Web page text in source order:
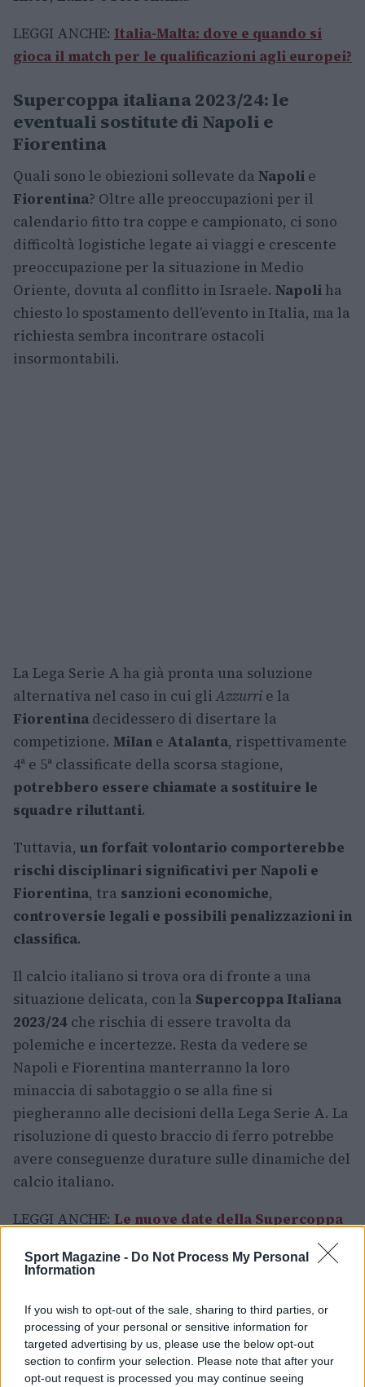
Sport Magazine - Do Not Process My Personal
Information
If you wish to opt-out of the sale, sharing to third parties, or
processing of your personal or sensitive information for
targeted advertising by us, please use the below opt-out
section to confirm your selection. Please note that after your
opt-out request is processed you may continue seeing
LEGGI ANCHE: Italia-Malta: dove e quando si
gioca il match per le qualificazioni agli europei?
Supercoppa italiana 2023/24: le
eventuali sostitute di Napoli e
Fiorentina
Quali sono le obiezioni sollevate da Napoli e
Fiorentina? Oltre alle preoccupazioni per il
calendario fitto tra coppe e campionato, ci sono
difficoltà logistiche legate ai viaggi e crescente
preoccupazione per la situazione in Medio
Oriente, dovuta al conflitto in Israele. Napoli ha
chiesto lo spostamento dell’evento in Italia, ma la
richiesta sembra incontrare ostacoli
insormontabili.
La Lega Serie A ha già pronta una soluzione
alternativa nel caso in cui gli Azzurri e la
Fiorentina decidessero di disertare la
competizione. Milan e Atalanta, rispettivamente
4ª e 5ª classificate della scorsa stagione,
potrebbero essere chiamate a sostituire le
squadre riluttanti.
Tuttavia, un forfait volontario comporterebbe
rischi disciplinari significativi per Napoli e
Fiorentina, tra sanzioni economiche,
controversie legali e possibili penalizzazioni in
classifica.
Il calcio italiano si trova ora di fronte a una
situazione delicata, con la Supercoppa Italiana
2023/24 che rischia di essere travolta da
polemiche e incertezze. Resta da vedere se
Napoli e Fiorentina manterranno la loro
minaccia di sabotaggio o se alla fine si
piegheranno alle decisioni della Lega Serie A. La
risoluzione di questo braccio di ferro potrebbe
avere conseguenze durature sulle dinamiche del
calcio italiano.
LEGGI ANCHE: Le nuove date della Supercoppa
AUTORE
Giovanni Scialpi